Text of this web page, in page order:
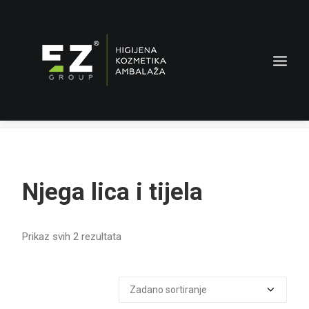
Njega lica i tijela
Njega lica i tijela
Prikaz svih 2 rezultata